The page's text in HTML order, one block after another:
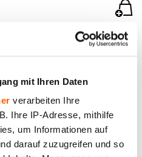
mit Ihren Daten
verarbeiten Ihre
Ihre IP-Adresse, mithilfe
um Informationen auf
darauf zuzugreifen und so